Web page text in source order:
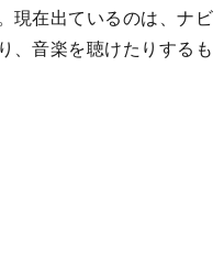
現在出ているのは、ナビ
、音楽を聴けたりするも